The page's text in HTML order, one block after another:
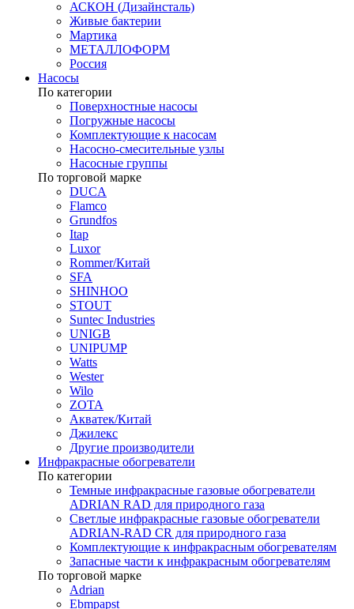
АСКОН (Дизайнсталь)
Живые бактерии
Мартика
МЕТАЛЛОФОРМ
Россия
Насосы
По категории
Поверхностные насосы
Погружные насосы
Комплектующие к насосам
Насосно-смесительные узлы
Насосные группы
По торговой марке
DUCA
Flamco
Grundfos
Itap
Luxor
Rommer/Китай
SFA
SHINHOO
STOUT
Suntec Industries
UNIGB
UNIPUMP
Watts
Wester
Wilo
ZOTA
Акватек/Китай
Джилекс
Другие производители
Инфракрасные обогреватели
По категории
Темные инфракрасные газовые обогреватели
ADRIAN RAD для природного газа
Светлые инфракрасные газовые обогреватели
ADRIAN-RAD CR для природного газа
Комплектующие к инфракрасным обогревателям
Запасные части к инфракрасным обогревателям
По торговой марке
Adrian
Ebmpapst